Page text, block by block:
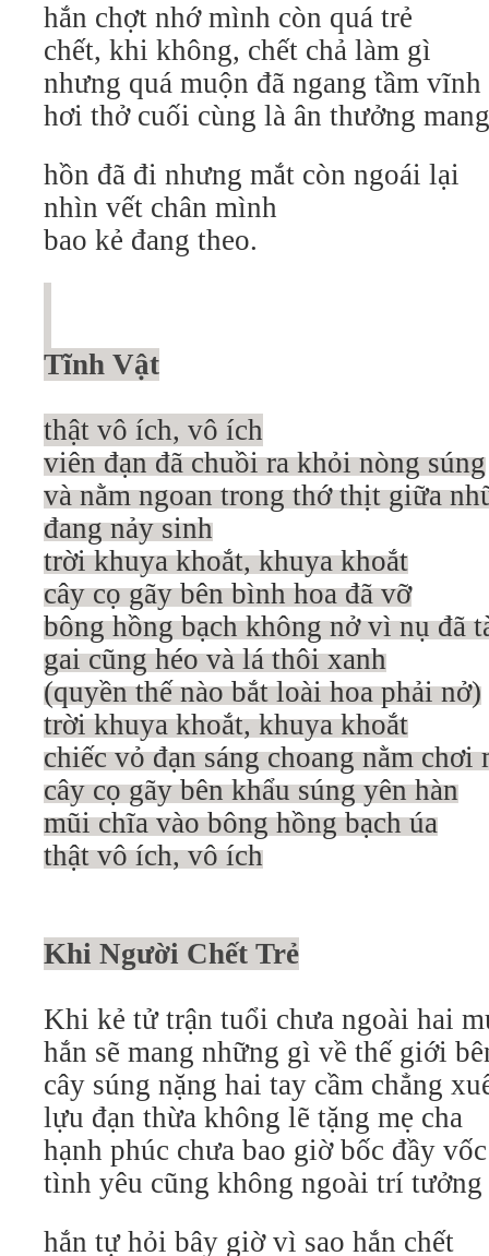
hắn chợt nhớ mình còn quá trẻ
chết, khi không, chết chả làm gì
nhưng quá muộn đã ngang tầm
hơi thở cuối cùng là ân thưởng
hồn đã đi nhưng mắt còn ngoái lại
nhìn vết chân mình
bao kẻ đang theo.
Tĩnh Vật
thật vô ích, vô ích
viên đạn đã chuồi ra khỏi nòng súng
và nằm ngoan trong thớ thịt giữa
đang nảy sinh
trời khuya khoắt, khuya khoắt
cây cọ gãy bên bình hoa đã vỡ
bông hồng bạch không nở vì nụ đã
gai cũng héo và lá thôi xanh
(quyền thế nào bắt loài hoa phải nở)
trời khuya khoắt, khuya khoắt
chiếc vỏ đạn sáng choang nằm chơi
cây cọ gãy bên khẩu súng yên hàn
mũi chĩa vào bông hồng bạch úa
thật vô ích, vô ích
Khi Người Chết Trẻ
Khi kẻ tử trận tuổi chưa ngoài hai
hắn sẽ mang những gì về thế giới
cây súng nặng hai tay cầm chẳng
lựu đạn thừa không lẽ tặng mẹ cha
hạnh phúc chưa bao giờ bốc đầy
tình yêu cũng không ngoài trí
hắn tự hỏi bây giờ vì sao hắn chết